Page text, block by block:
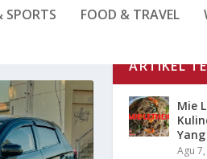
SPORTS FOOD & TRAVEL
ARTIKEL
Mie
Agu